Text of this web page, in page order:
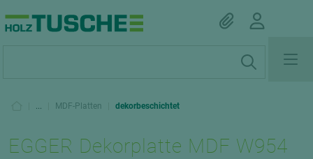
... MDF-Platten dekorbeschichtet
EGGER Dekorplatte MDF W954